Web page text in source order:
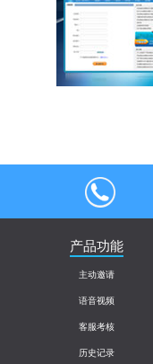
4000004013
产品功能
主动邀请
语音视频
客服考核
历史记录